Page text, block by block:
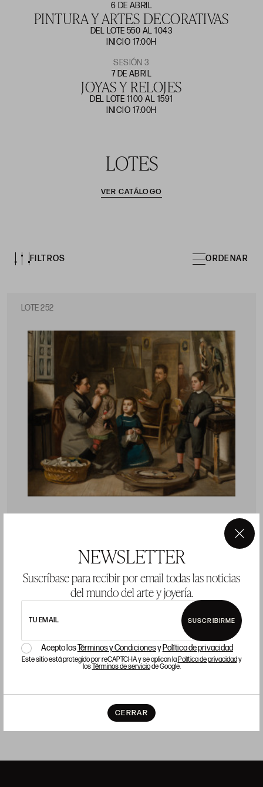
NEWSLETTER
Suscríbase para recibir por email todas las noticias
del mundo del arte y joyería.
TU EMAIL SUSCRIBIRME
Acepto losTérminos y Condicionesy Política de privacidad
Este sitio está protegido por reCAPTCHA y se aplican laPolítica de privacidady
losTérminos de serviciode Google.
CERRAR
×
6 DE ABRIL
PINTURA Y ARTES DECORATIVAS
DEL LOTE 550 AL 1043
INICIO 17:00H
SESIÓN 3
7 DE ABRIL
JOYAS Y RELOJES
DEL LOTE 1100 AL 1591
INICIO 17:00H
LOTES
VER CATÁLOGO
FILTROS ORDENAR
LOTE 252
Tolosa (Guipuzcoa) (1831) / Ondarroa (1907)
"Retrato de la familia Lecuona-Echeverría", c. 1874-76
Precio salida 12.000 €